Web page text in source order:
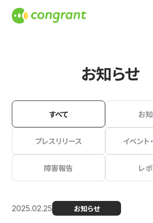
お知らせ
すべて お
プレスリリース イベント
障害報告 レ
2025.02.25 お知らせ